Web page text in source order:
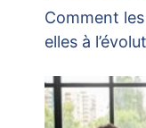
Comment
elles à